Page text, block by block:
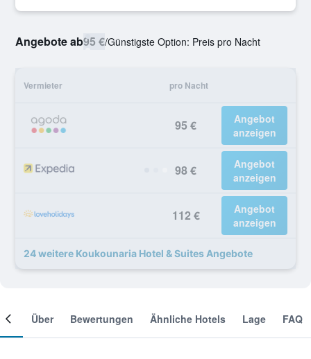
Angebote ab95 €/Günstigste Option: Preis pro Nacht
Vermieter pro Nacht
95 €
Angebot
anzeigen
98 €
Angebot
anzeigen
112 €
Angebot
anzeigen
24 weitere Koukounaria Hotel & Suites Angebote
Über Bewertungen Ähnliche Hotels Lage FAQ